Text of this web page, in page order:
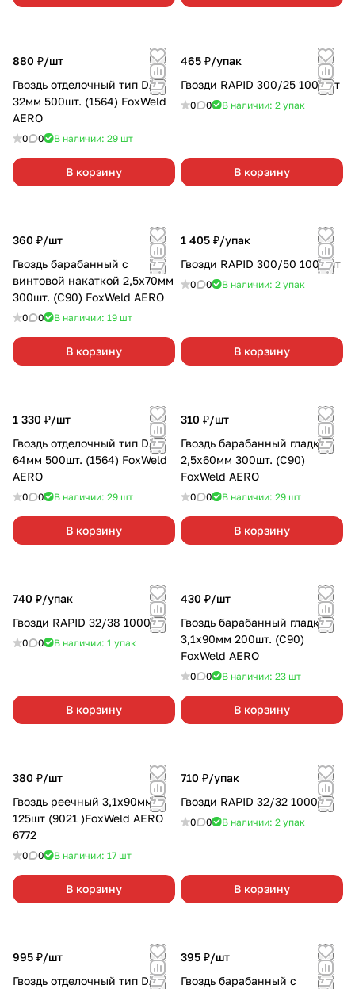
880 ₽/шт
Гвоздь отделочный тип DA
32мм 500шт. (1564) FoxWeld
AERO
0 0 В наличии: 29 шт
В корзину
465 ₽/упак
Гвозди RAPID 300/25 1000шт
0 0 В наличии: 2 упак
В корзину
360 ₽/шт
Гвоздь барабанный с
винтовой накаткой 2,5х70мм
300шт. (C90) FoxWeld AERO
0 0 В наличии: 19 шт
В корзину
1 405 ₽/упак
Гвозди RAPID 300/50 1000шт
0 0 В наличии: 2 упак
В корзину
1 330 ₽/шт
Гвоздь отделочный тип DA
64мм 500шт. (1564) FoxWeld
AERO
0 0 В наличии: 29 шт
В корзину
310 ₽/шт
Гвоздь барабанный гладкий
2,5х60мм 300шт. (C90)
FoxWeld AERO
0 0 В наличии: 29 шт
В корзину
740 ₽/упак
Гвозди RAPID 32/38 1000шт
0 0 В наличии: 1 упак
В корзину
430 ₽/шт
Гвоздь барабанный гладкий
3,1х90мм 200шт. (C90)
FoxWeld AERO
0 0 В наличии: 23 шт
В корзину
380 ₽/шт
Гвоздь реечный 3,1х90мм
125шт (9021 )FoxWeld AERO
6772
0 0 В наличии: 17 шт
В корзину
710 ₽/упак
Гвозди RAPID 32/32 1000шт
0 0 В наличии: 2 упак
В корзину
995 ₽/шт
Гвоздь отделочный тип DA
395 ₽/шт
Гвоздь барабанный с